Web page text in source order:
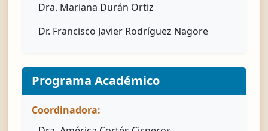
Dra. Mariana Durán Ortiz
Dr. Francisco Javier Rodríguez Nagore
Programa Académico
Coordinadora: